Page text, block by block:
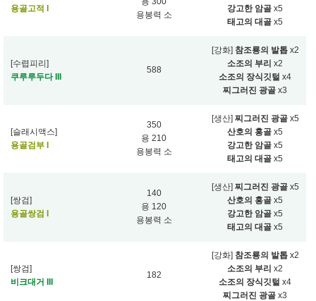
용골고적 I
용봉력 소
강고한 암골 x5
태고의 대골 x5
[수렵피리]
쿠루루두다 III
588
[강화] 참조룡의 발톱x2
소조의 부리 x2
소조의 장식깃털 x4
찌그러진 광골 x3
[슬래시액스]
용골검부 I
350
용 210
용봉력 소
[생산] 찌그러진 광골x5
산호의 홍골 x5
강고한 암골 x5
태고의 대골 x5
[쌍검]
용골쌍검 I
140
용 120
용봉력 소
[생산] 찌그러진 광골x5
산호의 홍골 x5
강고한 암골 x5
태고의 대골 x5
[쌍검]
비크대거 III
182
[강화] 참조룡의 발톱x2
소조의 부리 x2
소조의 장식깃털 x4
찌그러진 광골 x3